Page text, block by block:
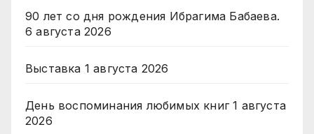
90 лет со дня рождения Ибрагима Бабаева.
6 августа 2026
Выставка 1 августа 2026
День воспоминания любимых книг 1 августа
2026